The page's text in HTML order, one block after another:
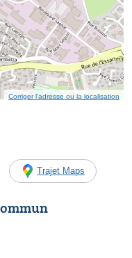
Corriger l’adresse ou la localisation
Trajet Maps